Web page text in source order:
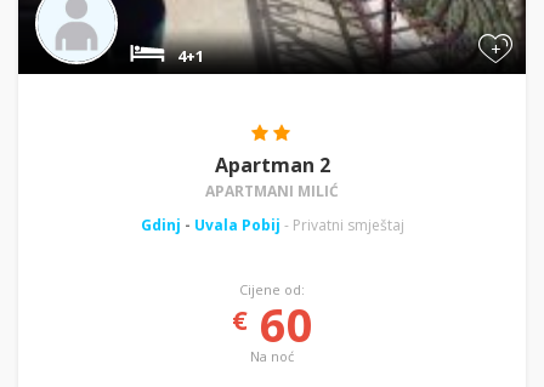
+
4+1
Apartman 2
APARTMANI MILIĆ
Gdinj - Uvala Pobij - Privatni smještaj
Cijene od:
€60
Na noć